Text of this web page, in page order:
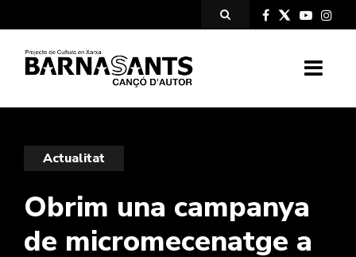
Actualitat
Obrim una campanya
de micromecenatge a